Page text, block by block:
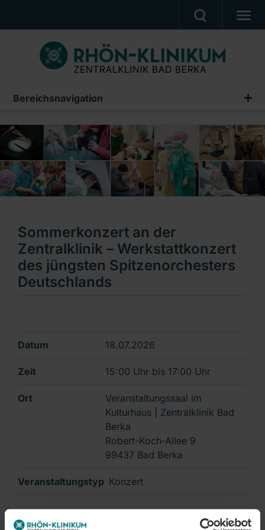
UNSERE KLINIK
PATIENTEN & ANGEHÖRIGE
PRESSE, VERANSTALTUNGEN, FILME
Ein Unternehmen der RHÖN-KLINIKUM AG
Bereichsnavigation
Aktuelle Veranstaltungen
Sommerkonzert an der
Zentralklinik – Werkstattkonzert
des jüngsten Spitzenorchesters
Deutschlands
Datum 18.07.2026
Zeit 15:00 Uhr bis 17:00 Uhr
Ort
Veranstaltungssaal im
Kulturhaus | Zentralklinik Bad
Berka
Robert-Koch-Allee 9
99437 Bad Berka
Veranstaltungstyp Konzert
Details